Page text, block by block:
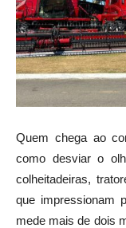
Quem chega ao
como desviar o
colheitadeiras,
que impressionam
mede mais de dois